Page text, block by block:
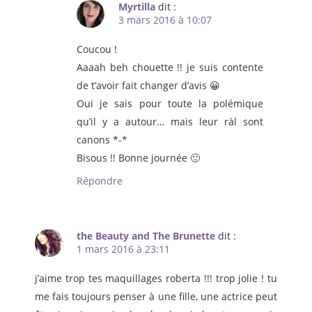
Myrtilla dit :
3 mars 2016 à 10:07
Coucou !
Aaaah beh chouette !! je suis contente
de t’avoir fait changer d’avis 😀
Oui je sais pour toute la polémique
qu’il y a autour… mais leur ràl sont
canons *-*
Bisous !! Bonne journée 🙂
Répondre
the Beauty and The Brunette dit :
1 mars 2016 à 23:11
j’aime trop tes maquillages roberta !!! trop jolie ! tu
me fais toujours penser à une fille, une actrice peut